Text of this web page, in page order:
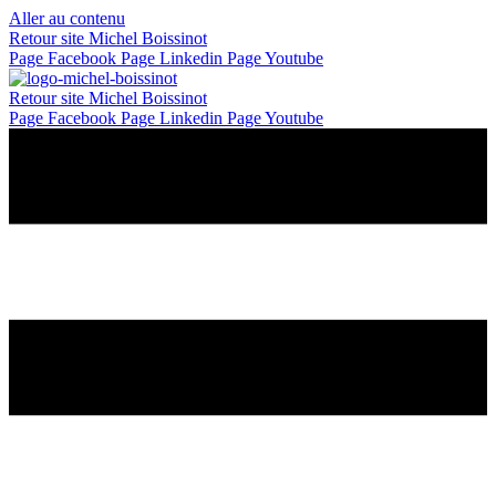
Aller au contenu
Retour site Michel Boissinot
Page Facebook Page Linkedin Page Youtube
Retour site Michel Boissinot
Page Facebook Page Linkedin Page Youtube
Panneau de gestion des cookies